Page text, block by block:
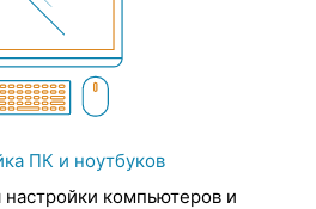
ПК и ноутбуков
компьютеров и